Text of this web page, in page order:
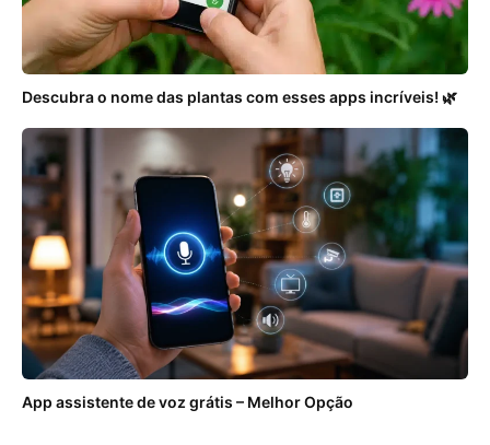
Descubra o nome das plantas com esses apps incríveis! 🌿
App assistente de voz grátis – Melhor Opção